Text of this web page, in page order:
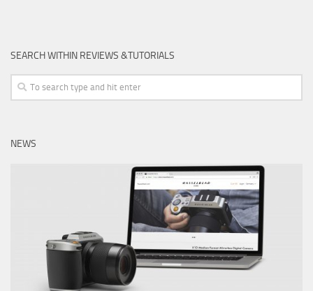
SEARCH WITHIN REVIEWS &TUTORIALS
NEWS